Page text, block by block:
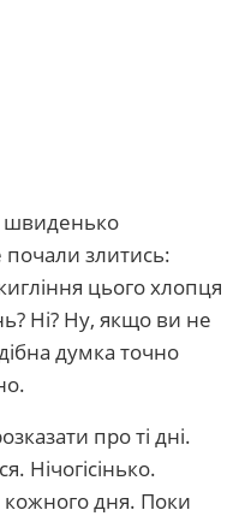
швиденько
злитись:
цього хлопця
Ні? Ну, якщо ви не
думка точно
про ті дні.
Нічогісінько.
дня. Поки